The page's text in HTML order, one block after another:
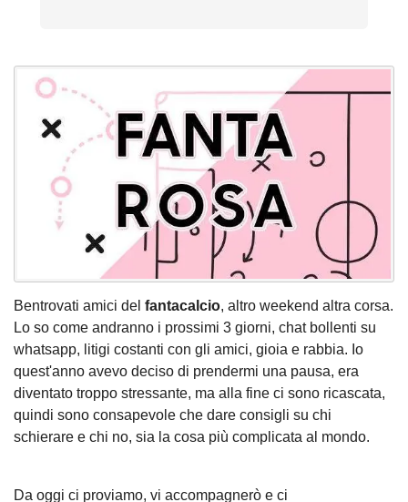
Bentrovati amici del fantacalcio, altro weekend altra corsa.
Lo so come andranno i prossimi 3 giorni, chat bollenti su
whatsapp, litigi costanti con gli amici, gioia e rabbia. Io
quest'anno avevo deciso di prendermi una pausa, era
diventato troppo stressante, ma alla fine ci sono ricascata,
quindi sono consapevole che dare consigli su chi
schierare e chi no, sia la cosa più complicata al mondo.
Da oggi ci proviamo, vi accompagnerò e ci